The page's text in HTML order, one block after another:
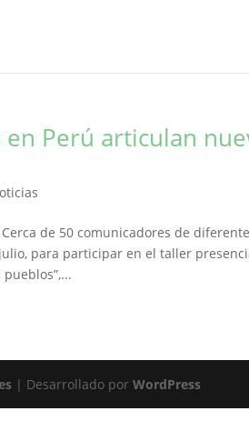
Perú articulan
de 50 comunicadores de
para participar en el taller
| Desarrollado porWordPress